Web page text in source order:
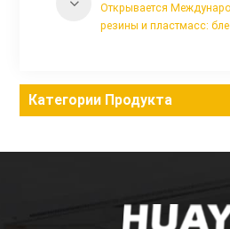
Открывается
резины и пластмасс:
Категории Продукта